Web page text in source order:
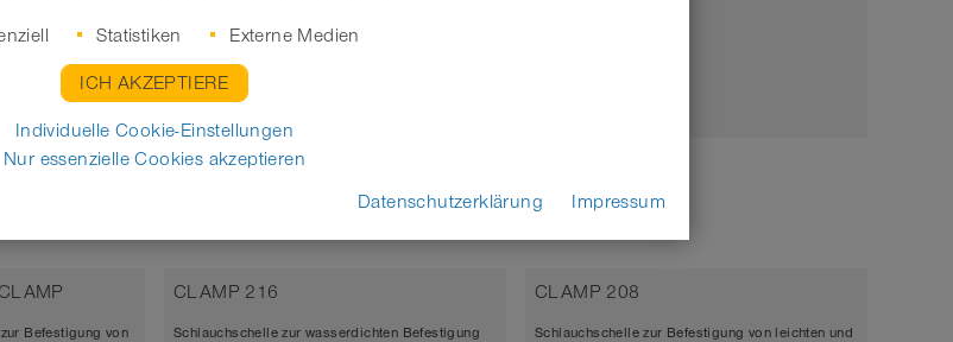
Befestigung von
CLAMP 216
Schlauchschelle zur wasserdichten Befestigung
CLAMP 208
Schlauchschelle zur Befestigung von leichten und
Statistiken Externe Medien
ICH AKZEPTIERE
Individuelle Cookie-Einstellungen
Nur essenzielle Cookies akzeptieren
Datenschutzerklärung
Impressum